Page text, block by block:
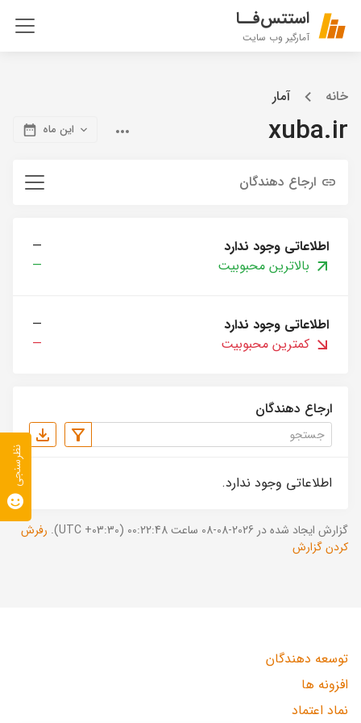
استتس‌فــا
آمارگیر وب سایت
خانه آمار
xuba.ir این ماه
ارجاع دهندگان
اطلاعاتی وجود ندارد
—
بالاترین محبوبیت
—
اطلاعاتی وجود ندارد
—
کمترین محبوبیت
—
ارجاع دهندگان
اطلاعاتی وجود ندارد.
گزارش ایجاد شده در 2026-08-08 ساعت 00:22:48 (UTC +03:30).
رفرش
کردن گزارش
توسعه دهندگان
افزونه ها
نماد اعتماد
نظرسنجی